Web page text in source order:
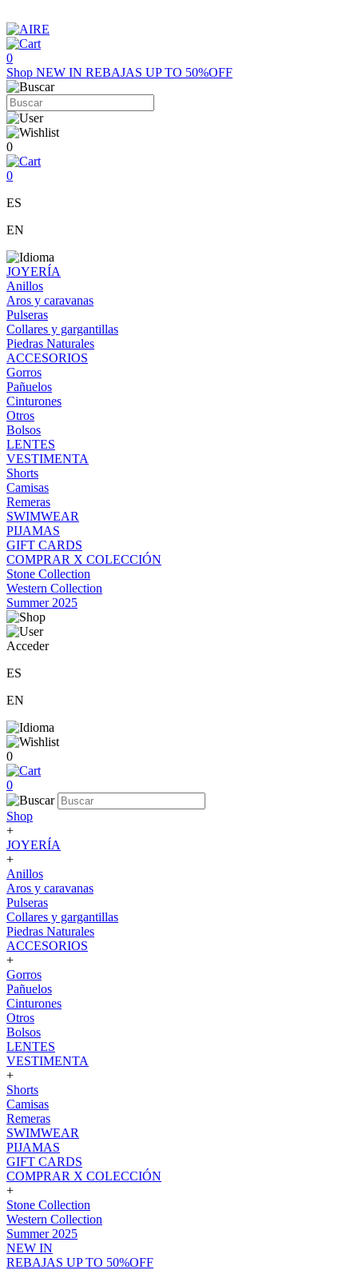
0
Shop NEW IN REBAJAS UP TO 50%OFF
0
0
ES
EN
JOYERÍA
Anillos
Aros y caravanas
Pulseras
Collares y gargantillas
Piedras Naturales
ACCESORIOS
Gorros
Pañuelos
Cinturones
Otros
Bolsos
LENTES
VESTIMENTA
Shorts
Camisas
Remeras
SWIMWEAR
PIJAMAS
GIFT CARDS
COMPRAR X COLECCIÓN
Stone Collection
Western Collection
Summer 2025
Acceder
ES
EN
0
0
Shop
+
JOYERÍA
+
Anillos
Aros y caravanas
Pulseras
Collares y gargantillas
Piedras Naturales
ACCESORIOS
+
Gorros
Pañuelos
Cinturones
Otros
Bolsos
LENTES
VESTIMENTA
+
Shorts
Camisas
Remeras
SWIMWEAR
PIJAMAS
GIFT CARDS
COMPRAR X COLECCIÓN
+
Stone Collection
Western Collection
Summer 2025
NEW IN
REBAJAS UP TO 50%OFF